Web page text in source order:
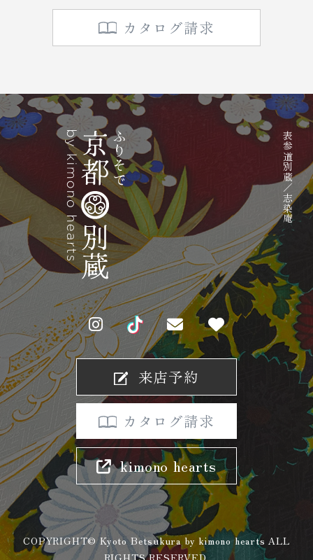
カタログ請求
表参道別蔵／志染庵
来店予約
カタログ請求
kimono hearts
COPYRIGHT© Kyoto Betsukura by kimono hearts ALL